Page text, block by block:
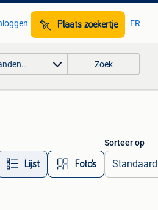
Plaats zoekertje FR
Zoek
Lijst Foto’s
Sorteer op